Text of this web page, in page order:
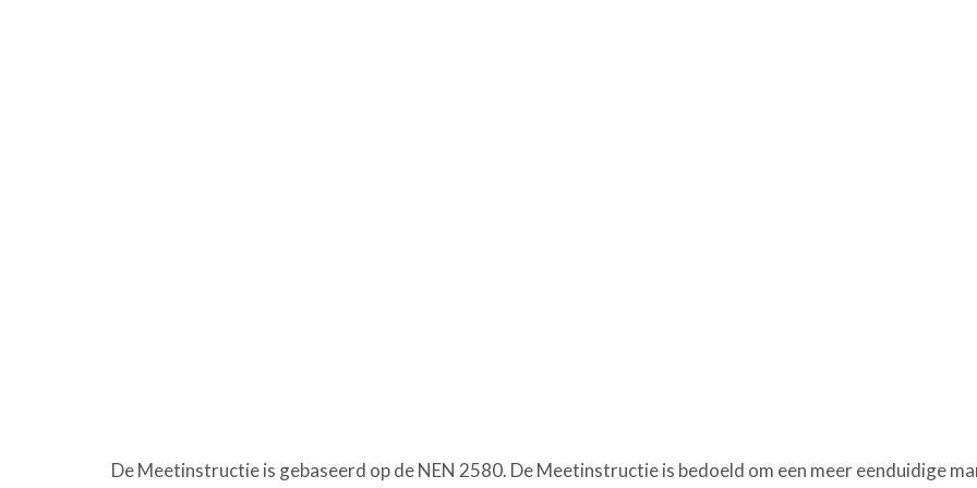
De Meetinstructie is gebaseerd op de NEN 2580. De Meetinstructie is bedoeld om een meer eenduidige